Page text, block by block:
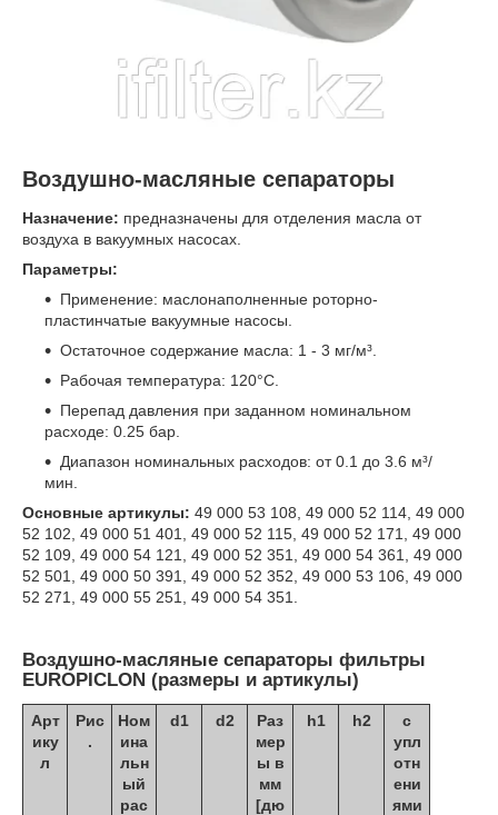
Воздушно-масляные сепараторы
Назначение: предназначены для отделения масла от
воздуха в вакуумных насосах.
Параметры:
Применение: маслонаполненные роторно-
пластинчатые вакуумные насосы.
Остаточное содержание масла: 1 - 3 мг/м³.
Рабочая температура: 120°C.
Перепад давления при заданном номинальном
расходе: 0.25 бар.
Диапазон номинальных расходов: от 0.1 до 3.6 м³/
мин.
Основные артикулы: 49 000 53 108, 49 000 52 114, 49 000
52 102, 49 000 51 401, 49 000 52 115, 49 000 52 171, 49 000
52 109, 49 000 54 121, 49 000 52 351, 49 000 54 361, 49 000
52 501, 49 000 50 391, 49 000 52 352, 49 000 53 106, 49 000
52 271, 49 000 55 251, 49 000 54 351.
Воздушно-масляные сепараторы фильтры
EUROPICLON (размеры и артикулы)
Арт
ику
л
Рис
.
Ном
ина
льн
ый
рас
d1 d2
Раз
мер
ы в
мм
[дю
h1 h2
с
упл
отн
ени
ями